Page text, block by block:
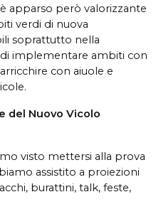
apparso però valorizzante
verdi di nuova
soprattutto nella
di implementare ambiti con
con aiuole e
del Nuovo Vicolo
visto mettersi alla prova
assistito a proiezioni
burattini, talk, feste,